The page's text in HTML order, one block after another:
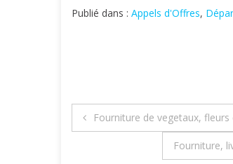
Publié dans : Appels d'Offres,
Navigation
Fourniture de vegetaux,
Fourniture,